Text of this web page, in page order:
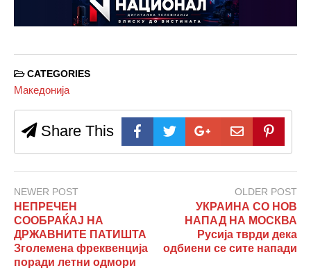
CATEGORIES
Македонија
Share This
NEWER POST
НЕПРЕЧЕН
СООБРАЌАЈ НА
ДРЖАВНИТЕ ПАТИШТА
Зголемена фреквенција
поради летни одмори
OLDER POST
УКРАИНА СО НОВ
НАПАД НА МОСКВА
Русија тврди дека
одбиени се сите напади